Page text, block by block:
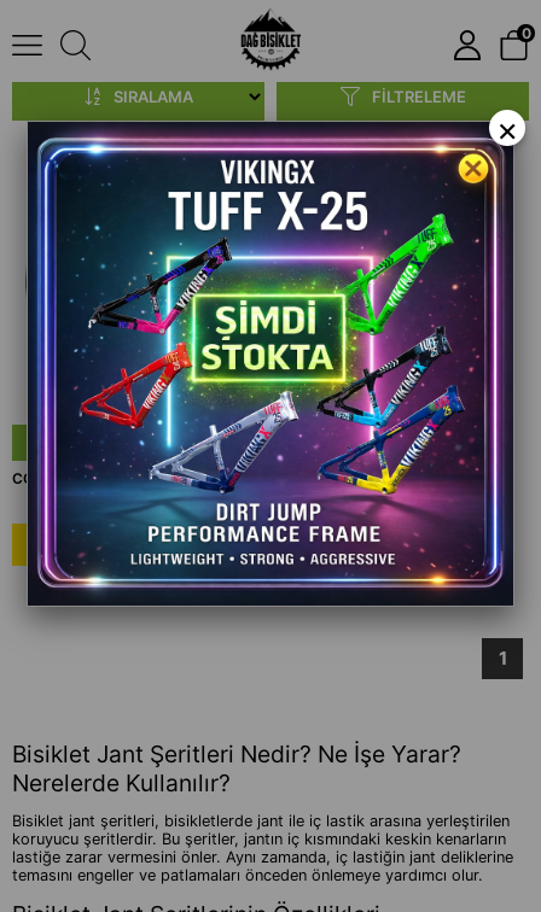
0
FILTRELEME
SIRALAMA
SEPETE EKLE
COBRA HERCULES TUBELESS BANTI 25 MM X 9 MT
₺500,00
NAKİT'E İNDİRİM475 TL
1
Bisiklet Jant Şeritleri Nedir? Ne İşe Yarar?
Nerelerde Kullanılır?
Bisiklet jant şeritleri, bisikletlerde jant ile iç lastik arasına yerleştirilen
koruyucu şeritlerdir. Bu şeritler, jantın iç kısmındaki keskin kenarların
lastiğe zarar vermesini önler. Aynı zamanda, iç lastiğin jant deliklerine
temasını engeller ve patlamaları önceden önlemeye yardımcı olur.
×